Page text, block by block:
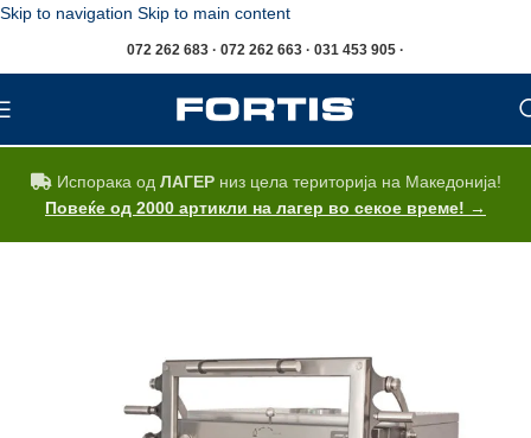
Skip to navigation Skip to main content
072 262 683 · 072 262 663 · 031 453 905 ·
Испорака од ЛАГЕРниз цела територија на Македонија!
Повеќе од 2000 артикли на лагер во секое време! →